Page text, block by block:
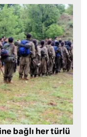
bağlı her türlü